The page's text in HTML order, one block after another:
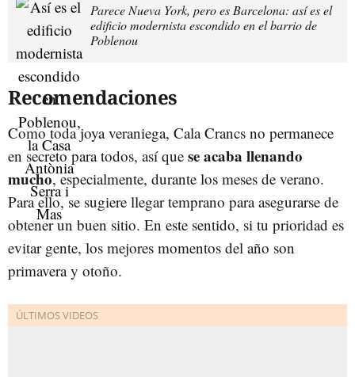
Parece Nueva York, pero es Barcelona: así es el
edificio modernista escondido en el barrio de
Poblenou
Recomendaciones
Como toda joya veraniega, Cala Crancs no permanece
en secreto para todos, así que se acaba llenando
mucho, especialmente, durante los meses de verano.
Para ello, se sugiere llegar temprano para asegurarse de
obtener un buen sitio. En este sentido, si tu prioridad es
evitar gente, los mejores momentos del año son
primavera y otoño.